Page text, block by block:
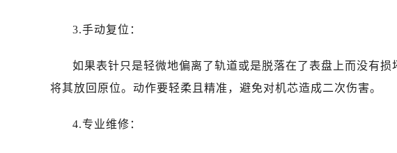
西安市碑林区南关正街88号华侨城长安国际中心E座6
唐山市路南区新华东道100号万达广场写字楼A座10层
台州市椒江区东海大道1800号腾达中心东1幢20楼
甘肃省兰州市七里河区西津西路16号兰州中心写字楼
3.手动复位：
如果表针只是轻微地偏离了轨道或是脱落在了表盘上而没有
将其放回原位。动作要轻柔且精准，避免对机芯造成二次伤害。
4.专业维修：